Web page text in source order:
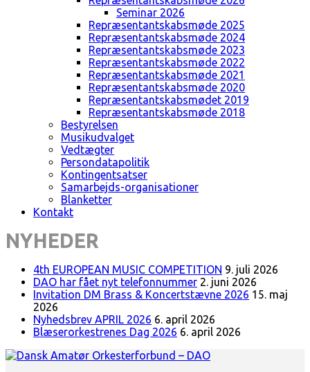
Seminar 2026
Repræsentantskabsmøde 2025
Repræsentantskabsmøde 2024
Repræsentantskabsmøde 2023
Repræsentantskabsmøde 2022
Repræsentantskabsmøde 2021
Repræsentantskabsmøde 2020
Repræsentantskabsmødet 2019
Repræsentantskabsmøde 2018
Bestyrelsen
Musikudvalget
Vedtægter
Persondatapolitik
Kontingentsatser
Samarbejds-organisationer
Blanketter
Kontakt
NYHEDER
4th EUROPEAN MUSIC COMPETITION 9. juli 2026
DAO har fået nyt telefonnummer 2. juni 2026
Invitation DM Brass & Koncertstævne 2026 15. maj
2026
Nyhedsbrev APRIL 2026 6. april 2026
Blæserorkestrenes Dag 2026 6. april 2026